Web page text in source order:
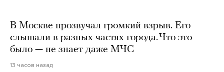
В Москве прозвучал громкий взрыв. Его
слышали в разных частях города. Что это
было — не знает даже МЧС
13 часов назад